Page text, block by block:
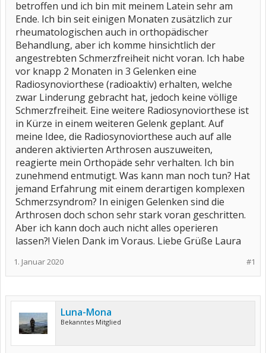
betroffen und ich bin mit meinem Latein sehr am
Ende. Ich bin seit einigen Monaten zusätzlich zur
rheumatologischen auch in orthopädischer
Behandlung, aber ich komme hinsichtlich der
angestrebten Schmerzfreiheit nicht voran. Ich habe
vor knapp 2 Monaten in 3 Gelenken eine
Radiosynoviorthese (radioaktiv) erhalten, welche
zwar Linderung gebracht hat, jedoch keine völlige
Schmerzfreiheit. Eine weitere Radiosynoviorthese ist
in Kürze in einem weiteren Gelenk geplant. Auf
meine Idee, die Radiosynoviorthese auch auf alle
anderen aktivierten Arthrosen auszuweiten,
reagierte mein Orthopäde sehr verhalten. Ich bin
zunehmend entmutigt. Was kann man noch tun? Hat
jemand Erfahrung mit einem derartigen komplexen
Schmerzsyndrom? In einigen Gelenken sind die
Arthrosen doch schon sehr stark voran geschritten.
Aber ich kann doch auch nicht alles operieren
lassen?! Vielen Dank im Voraus. Liebe Grüße Laura
#1
1. Januar 2020
Luna-Mona
Bekanntes Mitglied